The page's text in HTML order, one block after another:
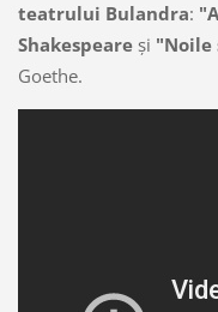
teatrului Bulandra:
Shakespeareşi "Noile
Goethe.